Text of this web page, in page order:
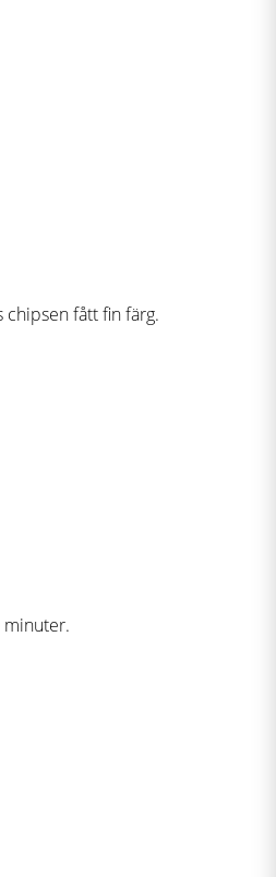
chipsen fått fin färg.
minuter.